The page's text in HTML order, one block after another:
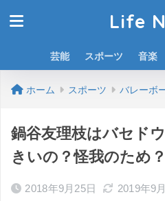
Life
芸能 スポーツ 音楽
ホーム スポーツ バレーボ
鍋谷友理枝はバセド
きいの？怪我のため？
2018年9月25日 2019年9